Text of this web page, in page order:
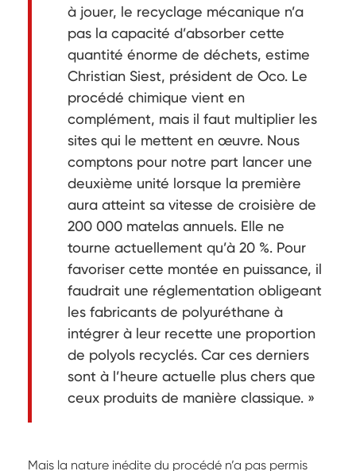
à jouer, le recyclage mécanique n’a
pas la capacité d’absorber cette
quantité énorme de déchets, estime
Christian Siest, président de Oco. Le
procédé chimique vient en
complément, mais il faut multiplier les
sites qui le mettent en œuvre. Nous
comptons pour notre part lancer une
deuxième unité lorsque la première
aura atteint sa vitesse de croisière de
200 000 matelas annuels. Elle ne
tourne actuellement qu’à 20 %. Pour
favoriser cette montée en puissance, il
faudrait une réglementation obligeant
les fabricants de polyuréthane à
intégrer à leur recette une proportion
de polyols recyclés. Car ces derniers
sont à l’heure actuelle plus chers que
ceux produits de manière classique. »
Mais la nature inédite du procédé n’a pas permis